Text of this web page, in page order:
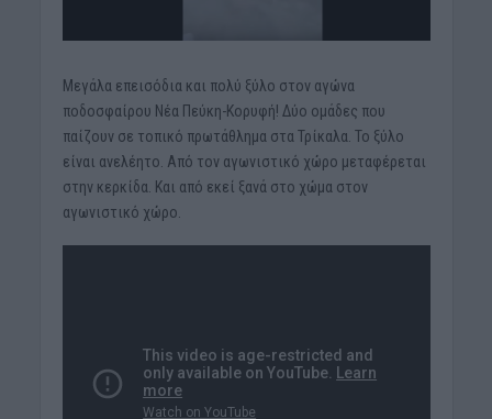
Μεγάλα επεισόδια και πολύ ξύλο στον αγώνα
ποδοσφαίρου Νέα Πεύκη-Κορυφή! Δύο ομάδες που
παίζουν σε τοπικό πρωτάθλημα στα Τρίκαλα. Το ξύλο
είναι ανελέητο. Από τον αγωνιστικό χώρο μεταφέρεται
στην κερκίδα. Και από εκεί ξανά στο χώμα στον
αγωνιστικό χώρο.